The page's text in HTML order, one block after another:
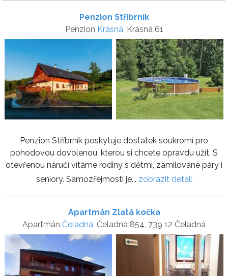
Penzion Stříbrník
Penzion Krásná, Krásná 61
Penzion Stříbrník poskytuje dostatek soukromí pro
pohodovou dovolenou, kterou si chcete opravdu užít. S
otevřenou náručí vítáme rodiny s dětmi, zamilované páry i
seniory. Samozřejmostí je... zobrazit detail
Apartmán Zlatá kočka
Apartmán Čeladná, Čeladná 854, 739 12 Čeladná